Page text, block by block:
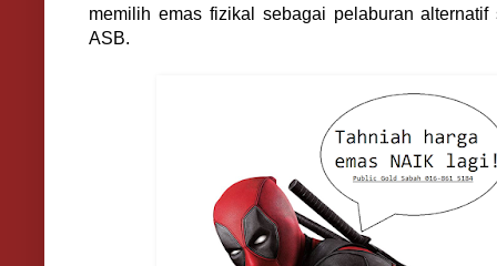
memilih emas fizikal sebagai pelaburan
ASB.